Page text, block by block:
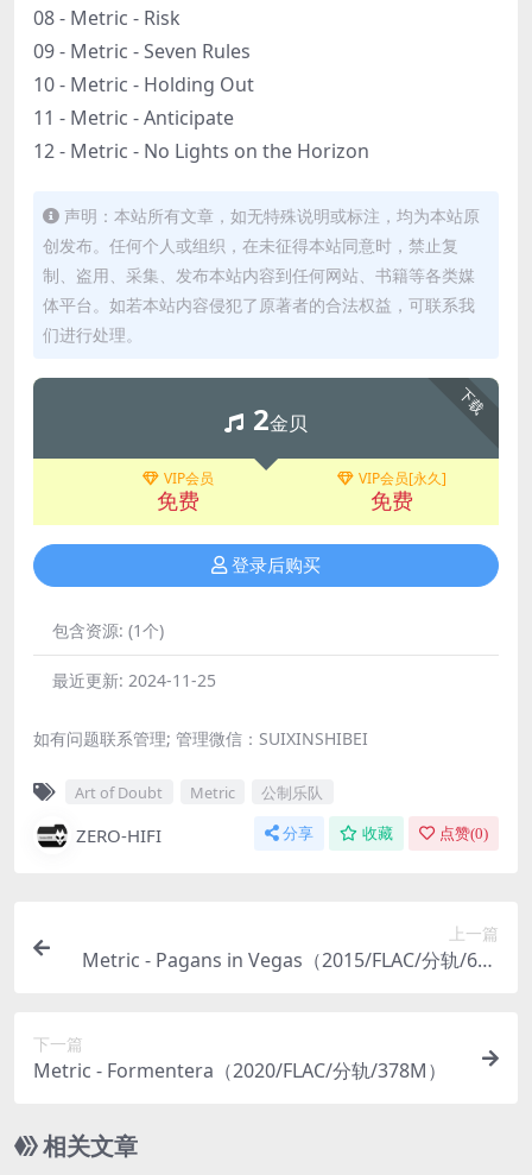
08 - Metric - Risk
09 - Metric - Seven Rules
10 - Metric - Holding Out
11 - Metric - Anticipate
12 - Metric - No Lights on the Horizon
声明：本站所有文章，如无特殊说明或标注，均为本站原
创发布。任何个人或组织，在未征得本站同意时，禁止复
制、盗用、采集、发布本站内容到任何网站、书籍等各类媒
体平台。如若本站内容侵犯了原著者的合法权益，可联系我
们进行处理。
下载
2金贝
VIP会员
免费
VIP会员[永久]
免费
登录后购买
包含资源: (1个)
最近更新: 2024-11-25
如有问题联系管理; 管理微信：SUIXINSHIBEI
Art of Doubt Metric 公制乐队
ZERO-HIFI 分享 收藏 点赞(0)
上一篇
Metric - Pagans in Vegas（2015/FLAC/分轨/656
下一篇
Metric - Formentera（2020/FLAC/分轨/378M）
相关文章